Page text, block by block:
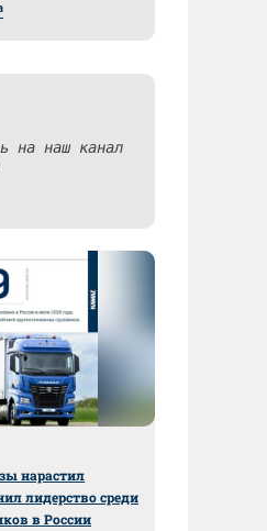
на наш канал
нарастил
лидерство среди
в России